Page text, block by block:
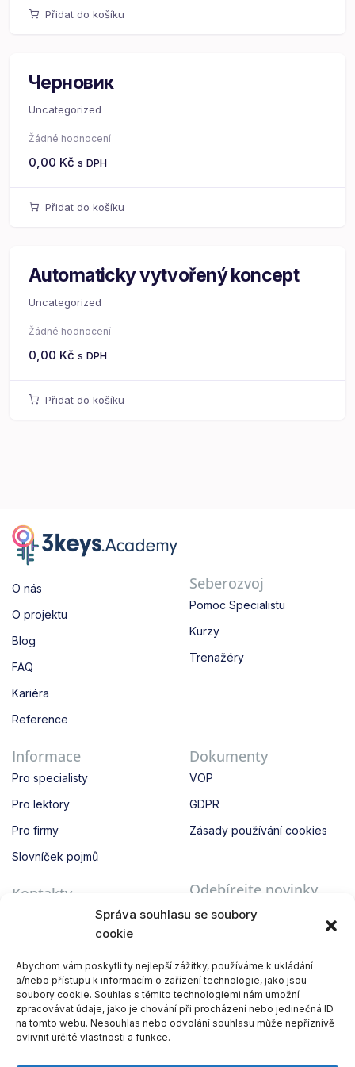
Správa souhlasu se soubory
cookie
Abychom vám poskytli ty nejlepší zážitky, používáme k ukládání
a/nebo přístupu k informacím o zařízení technologie, jako jsou
soubory cookie. Souhlas s těmito technologiemi nám umožní
zpracovávat údaje, jako je chování při procházení nebo jedinečná ID
na tomto webu. Nesouhlas nebo odvolání souhlasu může nepříznivě
ovlivnit určité vlastnosti a funkce.
Přidat do košíku
Черновик
Uncategorized
Žádné hodnocení
0,00 Kč s DPH
Přidat do košíku
Automaticky vytvořený koncept
Uncategorized
Žádné hodnocení
0,00 Kč s DPH
Přidat do košíku
O nás
O projektu
Blog
FAQ
Kariéra
Reference
Seberozvoj
Pomoc Specialistu
Kurzy
Trenažéry
Informace
Pro specialisty
Pro lektory
Pro firmy
Slovníček pojmů
Dokumenty
VOP
GDPR
Zásady používání cookies
Kontakty
info@3keys.academy
Odebírejte novinky
novinkám a bonusům!
Odeslat